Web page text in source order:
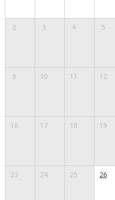
2 3 4 5
9 10 11 12
16 17 18 19
23 24 25 26